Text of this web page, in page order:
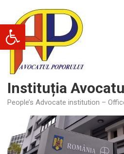
Deschide bara de
content
Instituția
People’s Advocate institution –